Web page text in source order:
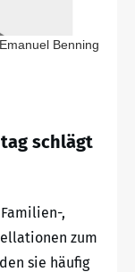
Emanuel Benning
schlägt
,
zum
sie häufig